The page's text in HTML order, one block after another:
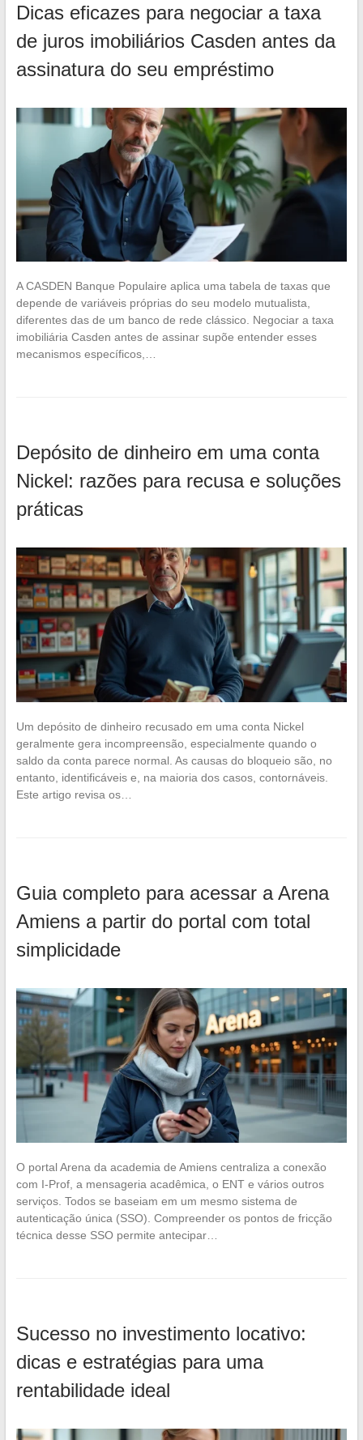
Dicas eficazes para negociar a taxa
de juros imobiliários Casden antes da
assinatura do seu empréstimo
A CASDEN Banque Populaire aplica uma tabela de taxas que
depende de variáveis próprias do seu modelo mutualista,
diferentes das de um banco de rede clássico. Negociar a taxa
imobiliária Casden antes de assinar supõe entender esses
mecanismos específicos,…
Depósito de dinheiro em uma conta
Nickel: razões para recusa e soluções
práticas
Um depósito de dinheiro recusado em uma conta Nickel
geralmente gera incompreensão, especialmente quando o
saldo da conta parece normal. As causas do bloqueio são, no
entanto, identificáveis e, na maioria dos casos, contornáveis.
Este artigo revisa os…
Guia completo para acessar a Arena
Amiens a partir do portal com total
simplicidade
O portal Arena da academia de Amiens centraliza a conexão
com I-Prof, a mensageria acadêmica, o ENT e vários outros
serviços. Todos se baseiam em um mesmo sistema de
autenticação única (SSO). Compreender os pontos de fricção
técnica desse SSO permite antecipar…
Sucesso no investimento locativo:
dicas e estratégias para uma
rentabilidade ideal